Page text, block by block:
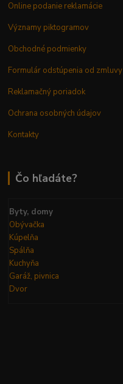
Online podanie reklamácie
Významy piktogramov
Obchodné podmienky
Formulár odstúpenia od zmluvy
Reklamačný poriadok
Ochrana osobných údajov
Kontakty
Čo hľadáte?
Byty, domy
Obývačka
Kúpelňa
Spálňa
Kuchyňa
Garáž, pivnica
Dvor